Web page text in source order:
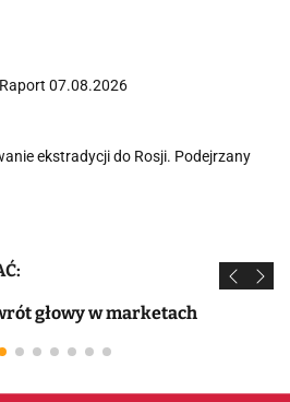
07.08.2026
ekstradycji do Rosji. Podejrzany
głowy w marketach